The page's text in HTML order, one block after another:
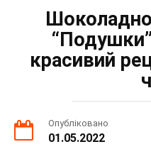
красивий
Опубліковано
01.05.2022